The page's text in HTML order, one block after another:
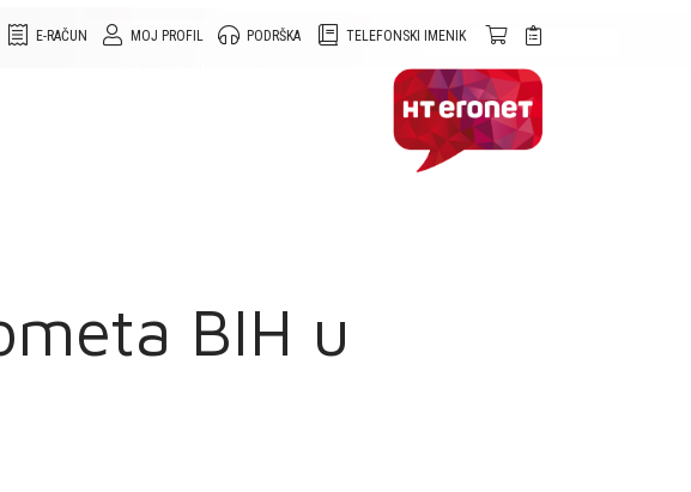
TELEFONSKI IMENIK
PODRŠKA
MOJ PROFIL
E-RAČUN
BIH u